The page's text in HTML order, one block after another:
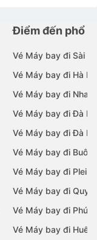
Điểm đến phổ
Vé Máy bay đi Sài
Vé Máy bay đi Hà
Vé Máy bay đi Nha
Vé Máy bay đi Đà
Vé Máy bay đi Đà
Vé Máy bay đi Buôn
Vé Máy bay đi Pleiku
Vé Máy bay đi Quy
Vé Máy bay đi Phú
Vé Máy bay đi Huế